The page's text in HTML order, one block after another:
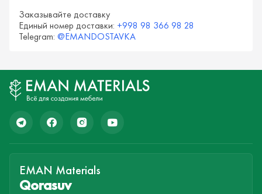
Заказывайте доставку
Единый номер доставки: +998 98 366 98 28
Telegram: @EMANDOSTAVKA
EMAN Materials
Qorasuv